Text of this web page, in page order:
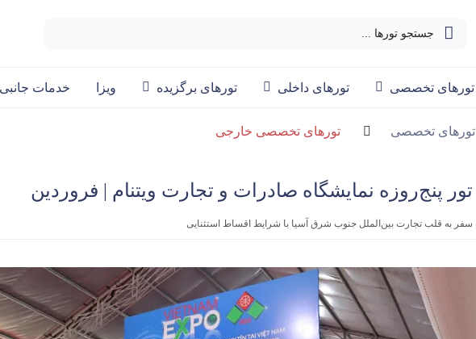
جستجو تورها ...
تورهای تخصصی تورهای داخلی تورهای برگزیده ویزا خدمات
تورهای تخصصی تورهای تخصصی خارجی
تور پنج‌روزه نمایشگاه صادرات و تجارت ویتنام | فروردین
سفر به قلب تجارت بین‌الملل جنوب شرق آسیا با شرایط اقساط استثنایی